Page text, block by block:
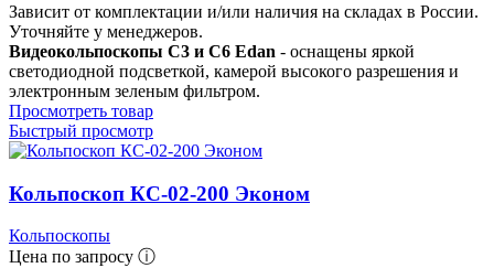
Зависит от комплектации и/или наличия на складах в России.
Уточняйте у менеджеров.
Видеокольпоскопы С3 и С6 Edan - оснащены яркой
светодиодной подсветкой, камерой высокого разрешения и
электронным зеленым фильтром.
Просмотреть товар
Быстрый просмотр
Кольпоскоп КС-02-200 Эконом
Кольпоскопы
Цена по запросу ⓘ